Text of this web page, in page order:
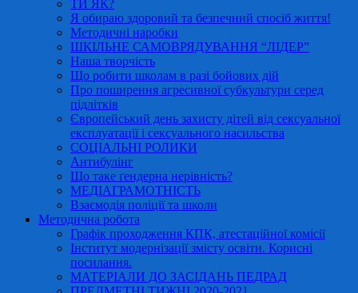
ТИ ЯК?
Я обираю здоровий та безпечний спосіб життя!
Методичні наробки
ШКІЛЬНЕ САМОВРЯДУВАННЯ “ЛІДЕР”
Наша творчість
Що робити школам в разі бойових дій
Про поширення агресивної субкультури серед
підлітків
Європейський день захисту дітей від сексуальної
експлуатації і сексуального насильства
СОЦІАЛЬНІ РОЛИКИ
Антибулінг
Що таке ґендерна нерівність?
МЕДІАГРАМОТНІСТЬ
Взаємодія поліції та школи
Методична робота
Графік проходження КПК, атестаційної комісії
Інститут модернізації змісту освіти. Корисні
посилання.
МАТЕРІАЛИ ДО ЗАСІДАНЬ ПЕДРАД